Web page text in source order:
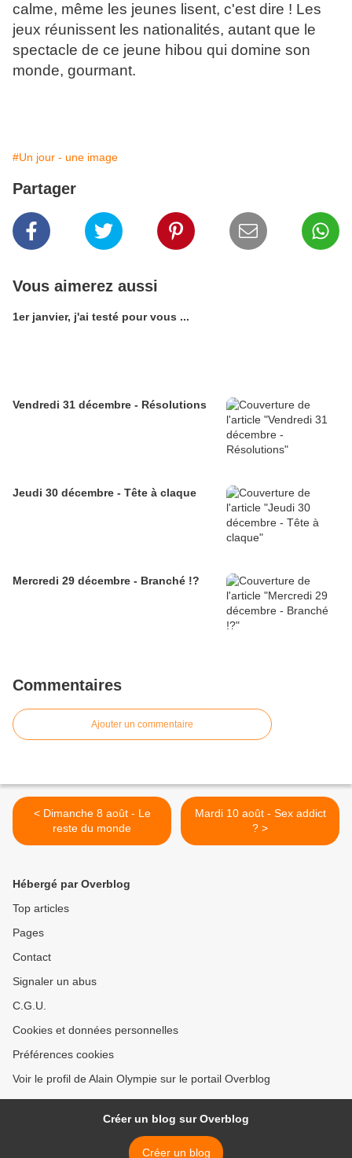
calme, même les jeunes lisent, c'est dire ! Les
jeux réunissent les nationalités, autant que le
spectacle de ce jeune hibou qui domine son
monde, gourmant.
#Un jour - une image
Partager
Vous aimerez aussi
1er janvier, j'ai testé pour vous ...
Vendredi 31 décembre - Résolutions
Jeudi 30 décembre - Tête à claque
Mercredi 29 décembre - Branché !?
Commentaires
Ajouter un commentaire
< Dimanche 8 août - Le
reste du monde
Mardi 10 août - Sex addict
? >
Hébergé par Overblog
Top articles
Pages
Contact
Signaler un abus
C.G.U.
Cookies et données personnelles
Préférences cookies
Voir le profil de Alain Olympie sur le portail Overblog
Créer un blog sur Overblog
Créer un blog